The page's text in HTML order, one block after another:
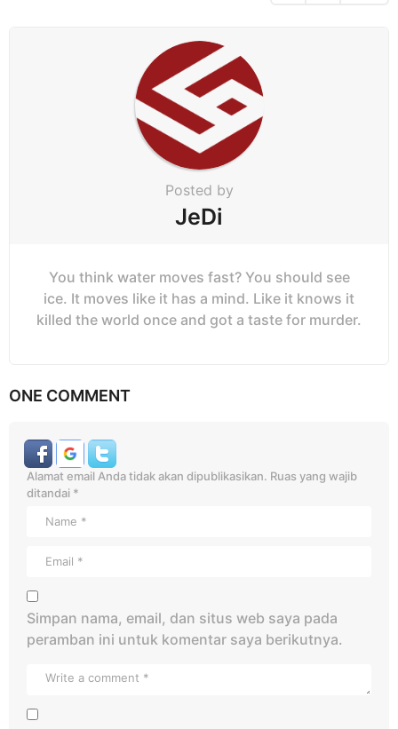
Posted by
JeDi
You think water moves fast? You should see
ice. It moves like it has a mind. Like it knows it
killed the world once and got a taste for murder.
ONE COMMENT
Alamat email Anda tidak akan dipublikasikan. Ruas yang wajib
ditandai *
Simpan nama, email, dan situs web saya pada
peramban ini untuk komentar saya berikutnya.